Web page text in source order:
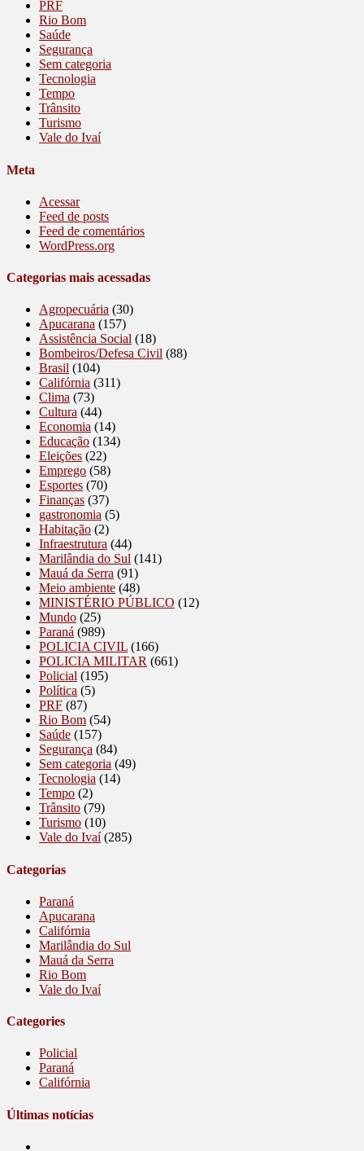
PRF
Rio Bom
Saúde
Segurança
Sem categoria
Tecnologia
Tempo
Trânsito
Turismo
Vale do Ivaí
Meta
Acessar
Feed de posts
Feed de comentários
WordPress.org
Categorias mais acessadas
Agropecuária (30)
Apucarana (157)
Assistência Social (18)
Bombeiros/Defesa Civil (88)
Brasil (104)
Califórnia (311)
Clima (73)
Cultura (44)
Economia (14)
Educação (134)
Eleições (22)
Emprego (58)
Esportes (70)
Finanças (37)
gastronomia (5)
Habitação (2)
Infraestrutura (44)
Marilândia do Sul (141)
Mauá da Serra (91)
Meio ambiente (48)
MINISTÉRIO PÚBLICO (12)
Mundo (25)
Paraná (989)
POLICIA CIVIL (166)
POLICIA MILITAR (661)
Policial (195)
Política (5)
PRF (87)
Rio Bom (54)
Saúde (157)
Segurança (84)
Sem categoria (49)
Tecnologia (14)
Tempo (2)
Trânsito (79)
Turismo (10)
Vale do Ivaí(285)
Categorias
Paraná
Apucarana
Califórnia
Marilândia do Sul
Mauá da Serra
Rio Bom
Vale do Ivaí
Categories
Policial
Paraná
Califórnia
Últimas notícias